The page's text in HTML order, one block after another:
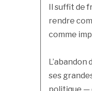
Il suffit de
rendre
comme
L’abandon
ses